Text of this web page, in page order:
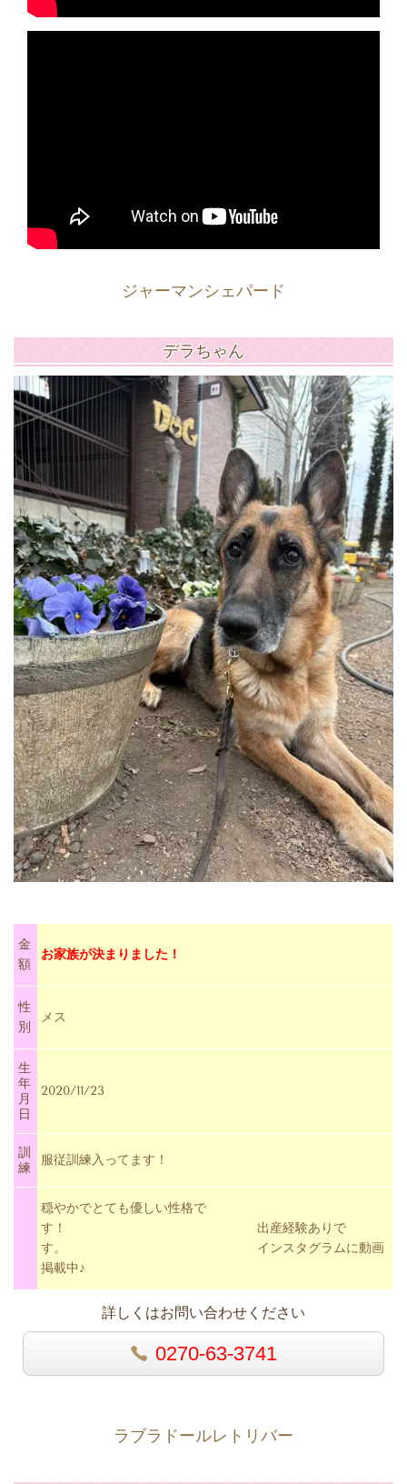
ジャーマンシェパード
デラちゃん
金
額
お家族が決まりました！
性
別
メス
生
年
月
日
2020/11/23
訓
練
服従訓練入ってます！
穏やかでとても優しい性格で
す！ 出産経験ありで
す。 インスタグラムに動画
掲載中♪
詳しくはお問い合わせください
0270-63-3741
ラブラドールレトリバー